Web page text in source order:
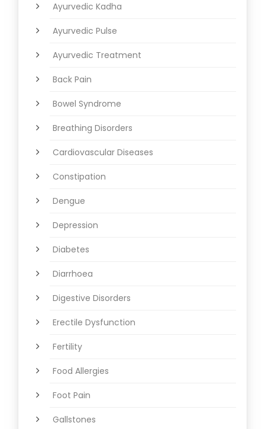
Ayurvedic Kadha
Ayurvedic Pulse
Ayurvedic Treatment
Back Pain
Bowel Syndrome
Breathing Disorders
Cardiovascular Diseases
Constipation
Dengue
Depression
Diabetes
Diarrhoea
Digestive Disorders
Erectile Dysfunction
Fertility
Food Allergies
Foot Pain
Gallstones